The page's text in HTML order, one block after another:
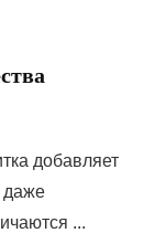
добавляет
даже
...